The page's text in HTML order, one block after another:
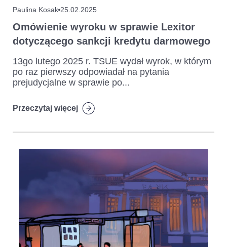
Paulina Kosak 25.02.2025
Omówienie wyroku w sprawie Lexitor
dotyczącego sankcji kredytu darmowego
13go lutego 2025 r. TSUE wydał wyrok, w którym
po raz pierwszy odpowiadał na pytania
prejudycjalne w sprawie po...
Przeczytaj więcej